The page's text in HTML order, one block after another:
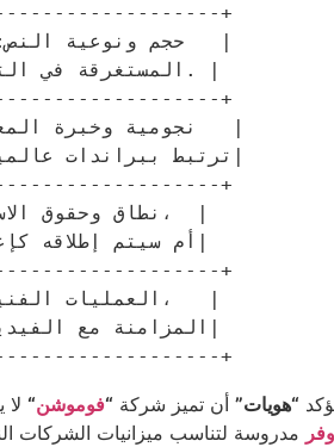
+
+
+
+
“هويات” أن تميز شركة “فوموشن“
مدروسة لتناسب ميزانيات الشركات